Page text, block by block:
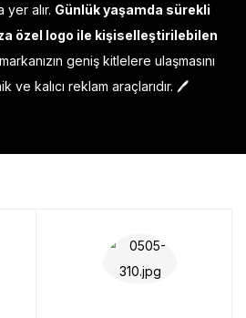
yer alır. Günlük yaşamda sürekli
özel logo ile kişiselleştirilebilen
geniş kitlelere ulaşmasını
ve kalıcı reklam araçlarıdır. 🖊️